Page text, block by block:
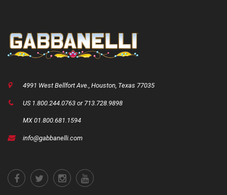
4991 West Bellfort Ave., Houston, Texas 77035
US 1.800.244.0763 or 713.728.9898
MX 01.800.681.1594
info@gabbanelli.com